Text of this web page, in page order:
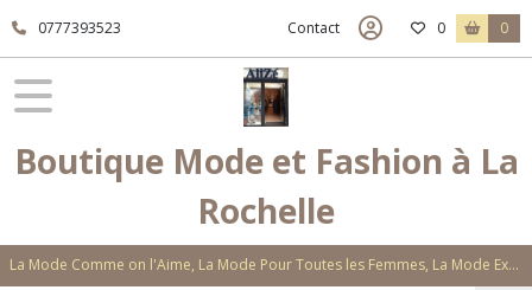
0777393523 Contact 0 0
Boutique Mode et Fashion à La
Rochelle
La Mode Comme on l'Aime, La Mode Pour Toutes les Femmes, La Mode Exclusive Aux Matières Et Couleurs Novatrices, La Mode Qui Vous Séduira